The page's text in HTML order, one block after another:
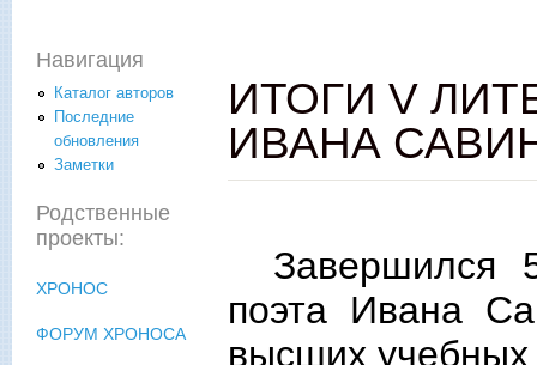
ИТОГИ V
ИВАНА
Завершился
поэта Ивана
высших учебных
Навигация
Каталог авторов
Последние
обновления
Заметки
Родственные
проекты:
ХРОНОС
ФОРУМ ХРОНОСА